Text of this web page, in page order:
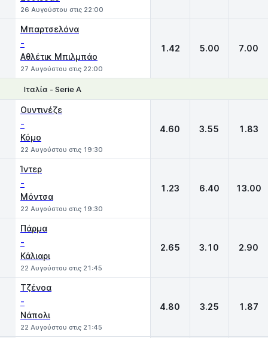
26 Αυγούστου στις 22:00
Μπαρτσελόνα
-
Αθλέτικ Μπιλμπάο
27 Αυγούστου στις 22:00
1.42 5.00 7.00
Ιταλία - Serie A
Ουντινέζε
-
Κόμο
22 Αυγούστου στις 19:30
4.60 3.55 1.83
Ίντερ
-
Μόντσα
22 Αυγούστου στις 19:30
1.23 6.40 13.00
Πάρμα
-
Κάλιαρι
22 Αυγούστου στις 21:45
2.65 3.10 2.90
Τζένοα
-
Νάπολι
22 Αυγούστου στις 21:45
4.80 3.25 1.87